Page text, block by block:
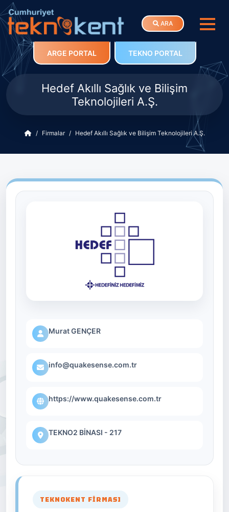
ARA
ARGE PORTAL TEKNO PORTAL
Hedef Akıllı Sağlık ve Bilişim
Teknolojileri A.Ş.
Firmalar Hedef Akıllı Sağlık ve Bilişim Teknolojileri A.Ş.
Murat GENÇER
info@quakesense.com.tr
https://www.quakesense.com.tr
TEKNO2 BİNASI - 217
TEKNOKENT FIRMASI